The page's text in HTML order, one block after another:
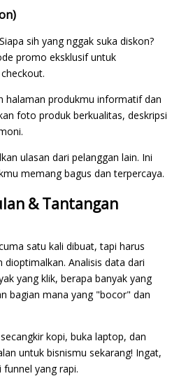
Siapa sih yang nggak suka diskon?
promo eksklusif untuk
halaman produkmu informatif dan
foto produk berkualitas, deskripsi
ulasan dari pelanggan lain. Ini
memang bagus dan terpercaya.
& Tantangan
satu kali dibuat, tapi harus
Analisis data dari
yang klik, berapa banyak yang
bagian mana yang "bocor" dan
kopi, buka laptop, dan
untuk bisnismu sekarang! Ingat,
yang rapi.